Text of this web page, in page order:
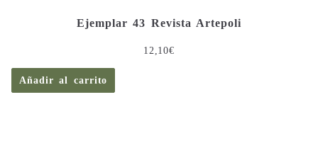
Ejemplar 43 Revista Artepoli
12,10€
Añadir al carrito